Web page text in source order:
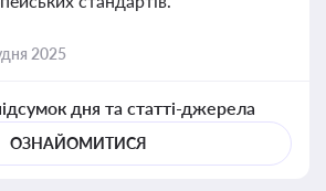
2025
дня та статті-джерела
ОЗНАЙОМИТИСЯ